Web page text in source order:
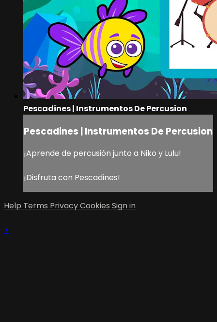
Pescadines | Instrumentos De Percusion
Pescadines | Instrumentos De Percusion
¡Aprende de percusión junto a Niko y Lulu!
¡Disfruta con Pescadines!
Help Terms PrivacyCookies Sign in
×